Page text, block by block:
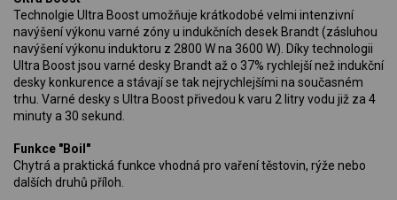
Technolgie Ultra Boost umožňuje krátkodobé velmi intenzivní
navýšení výkonu varné zóny u indukčních desek Brandt (zásluhou
navýšení výkonu induktoru z 2800 W na 3600 W). Díky technologii
Ultra Boost jsou varné desky Brandt až o 37% rychlejší než indukční
desky konkurence a stávají se tak nejrychlejšími na současném
trhu. Varné desky s Ultra Boost přivedou k varu 2 litry vodu již za 4
minuty a 30 sekund.
Funkce "Boil"
Chytrá a praktická funkce vhodná pro vaření těstovin, rýže nebo
dalších druhů příloh.